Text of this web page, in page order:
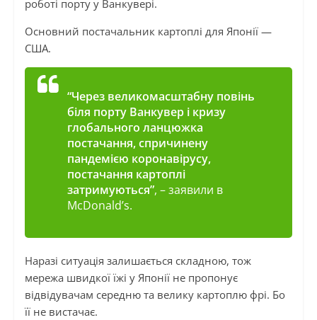
роботі порту у Ванкувері.
Основний постачальник картоплі для Японії —
США.
“Через великомасштабну повінь
біля порту Ванкувер і кризу
глобального ланцюжка
постачання, спричинену
пандемією коронавірусу,
постачання картоплі
затримуються”, – заявили в
McDonald’s.
Наразі ситуація залишається складною, тож
мережа швидкої їжі у Японії не пропонує
відвідувачам середню та велику картоплю фрі. Бо
її не вистачає.